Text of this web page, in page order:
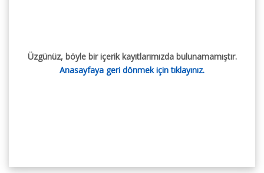
Üzgünüz, böyle bir içerik kayıtlarımızda bulunamamıştır.
Anasayfaya geri dönmek için tıklayınız.